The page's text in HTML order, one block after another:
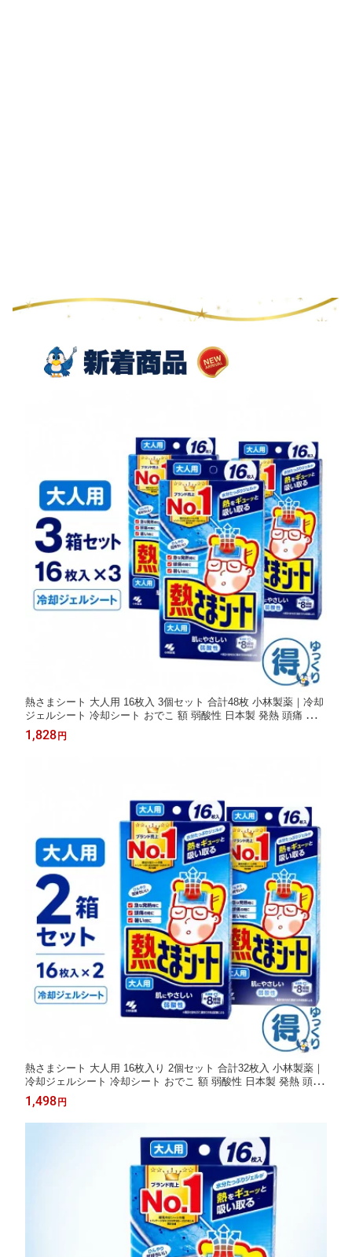
熱さまシート 大人用 16枚入 3個セット 合計48枚 小林製薬｜冷却
ジェルシート 冷却シート おでこ 額 弱酸性 日本製 発熱 頭痛 歯痛
寝苦しい夜 暑い日 ひんやり 冷えピタ 夏 常備 防災 備蓄 まとめ買
い ストック 送料無料 【ゆっくりお得便】
1,828円
熱さまシート 大人用 16枚入り 2個セット 合計32枚入 小林製薬｜
冷却ジェルシート 冷却シート おでこ 額 弱酸性 日本製 発熱 頭痛
歯痛 寝苦しい夜 暑い日 ひんやり 冷えピタ 夏 常備 防災 備蓄 救
急箱 まとめ買い 送料無料 【ゆっくりお得便】
1,498円